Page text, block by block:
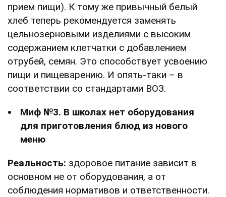
прием пищи). К тому же привычный белый
хлеб теперь рекомендуется заменять
цельнозерновыми изделиями с высоким
содержанием клетчатки с добавлением
отрубей, семян. Это способствует усвоению
пищи и пищеварению. И опять-таки – в
соответствии со стандартами ВОЗ.
Миф №3. В школах нет оборудования
для приготовления блюд из нового
меню
Реальность: здоровое питание зависит в
основном не от оборудования, а от
соблюдения нормативов и ответственности.